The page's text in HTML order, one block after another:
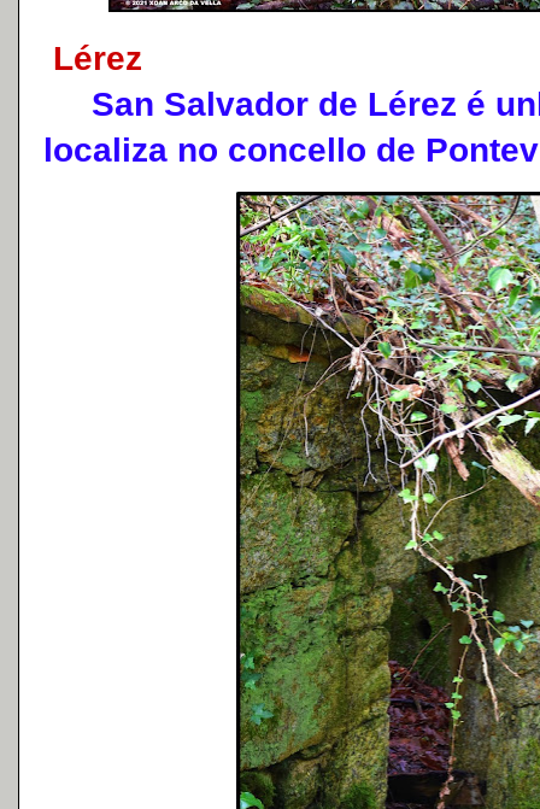
Lérez
San Salvador de Lérez é
localiza no concello de